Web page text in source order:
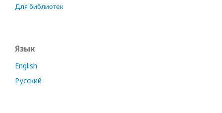
Для библиотек
Язык
English
Русский